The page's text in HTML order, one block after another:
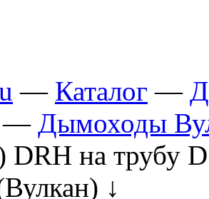
— Каталог —
— Дымоходы
на трубу
↓